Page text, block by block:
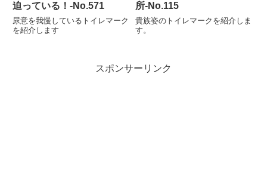
迫っている！‐No.571
尿意を我慢しているトイレマーク
を紹介します
所‐No.115
貴族姿のトイレマークを紹介しま
す。
スポンサーリンク